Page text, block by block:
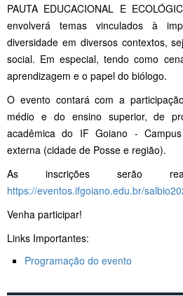
PAUTA EDUCACIONAL E
envolverá temas vinculados à
diversidade em diversos contextos,
social. Em especial, tendo como
aprendizagem e o papel do biólogo.
O evento contará com a
médio e do ensino superior, de
acadêmica do IF Goiano -
externa (cidade de Posse e região).
As inscrições serão
https://eventos.ifgoiano.edu.br/
Venha participar!
Links Importantes:
Programação do evento